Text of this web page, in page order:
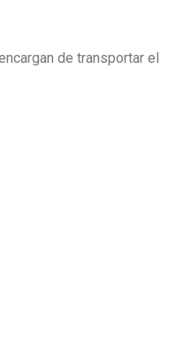
de transportar el